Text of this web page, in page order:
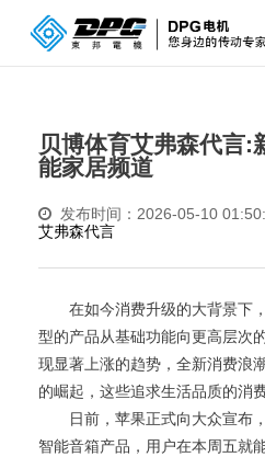
贝博体育艾弗森代言:
能家居频道
发布时间：2026-05-10
艾弗森代言
在如今消费升级的大背景下
型的产品从基础功能向更高层次
现显著上涨的趋势，全新消费浪
的崛起，这些追求生活品质的消
日前，苹果正式向大众宣布
智能音箱产品，用户在本周五就